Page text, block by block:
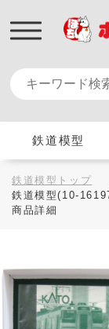
鉄道模型
鉄道模型トップ
鉄道模型(10-
商品詳細